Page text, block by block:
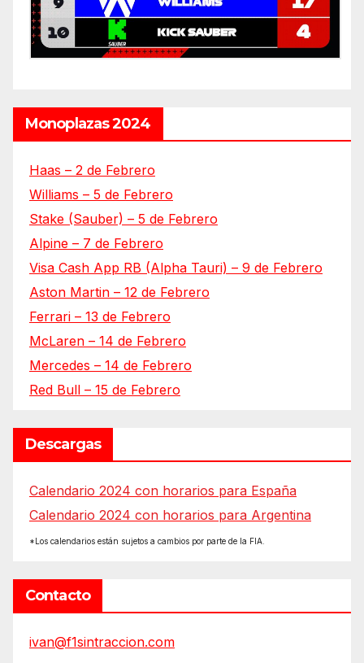
Monoplazas 2024
Haas – 2 de Febrero
Williams – 5 de Febrero
Stake (Sauber) – 5 de Febrero
Alpine – 7 de Febrero
Visa Cash App RB (Alpha Tauri) – 9 de Febrero
Aston Martin – 12 de Febrero
Ferrari – 13 de Febrero
McLaren – 14 de Febrero
Mercedes – 14 de Febrero
Red Bull – 15 de Febrero
Descargas
Calendario 2024 con horarios para España
Calendario 2024 con horarios para Argentina
*Los calendarios están sujetos a cambios por parte de la FIA.
Contacto
ivan@f1sintraccion.com